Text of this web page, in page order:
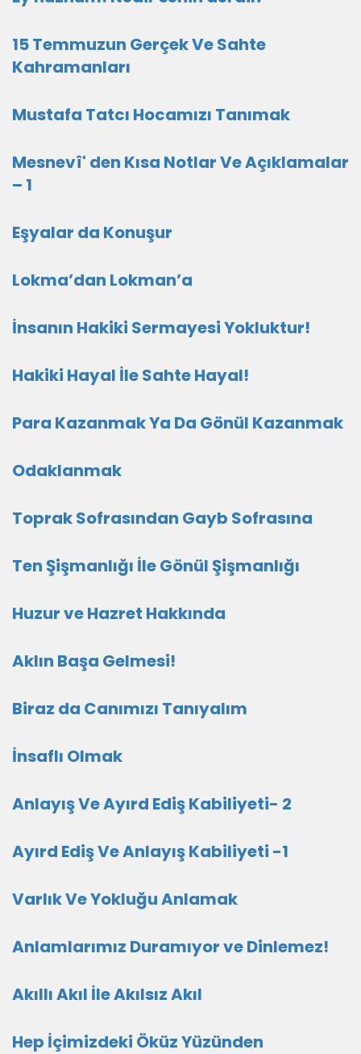
15 Temmuzun Gerçek Ve Sahte
Kahramanları
Mustafa Tatcı Hocamızı Tanımak
Mesnevî' den Kısa Notlar Ve Açıklamalar
– 1
Eşyalar da Konuşur
Lokma’dan Lokman’a
İnsanın Hakiki Sermayesi Yokluktur!
Hakiki Hayal İle Sahte Hayal!
Para Kazanmak Ya Da Gönül Kazanmak
Odaklanmak
Toprak Sofrasından Gayb Sofrasına
Ten Şişmanlığı İle Gönül Şişmanlığı
Huzur ve Hazret Hakkında
Aklın Başa Gelmesi!
Biraz da Canımızı Tanıyalım
İnsaflı Olmak
Anlayış Ve Ayırd Ediş Kabiliyeti- 2
Ayırd Ediş Ve Anlayış Kabiliyeti -1
Varlık Ve Yokluğu Anlamak
Anlamlarımız Duramıyor ve Dinlemez!
Akıllı Akıl İle Akılsız Akıl
Hep İçimizdeki Öküz Yüzünden